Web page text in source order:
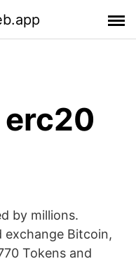
by millions.
exchange Bitcoin,
Tokens and